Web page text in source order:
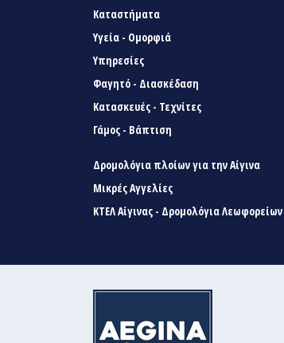
Καταστήματα
Υγεία - Ομορφιά
Υπηρεσίες
Φαγητό - Διασκέδαση
Κατασκευές - Τεχνίτες
Γάμος - Βάπτιση
Δρομολόγια πλοίων για την Αίγινα
Μικρές Αγγελίες
ΚΤΕΛ Αίγινας - Δρομολόγια Λεωφορείων